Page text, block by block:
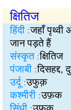
क्षितिज
हिंदी :जहाँ
जान पड़ते हैं
संस्कृत :क्षितिज
पंजाबी :दिसहद्द,
उर्दू :उफुक़
कश्मीरी :उफ़क